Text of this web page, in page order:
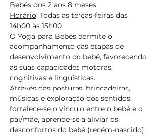
Bebés dos 2 aos 8 meses
Horário: Todas as terças-feiras das
14h00 às 15h00
O Yoga para Bebés permite o
acompanhamento das etapas de
desenvolvimento do bebé, favorecendo
as suas capacidades motoras,
cognitivas e linguísticas.
Através das posturas, brincadeiras,
músicas e exploração dos sentidos,
fortalece-se o vínculo entre o bebé e o
pai/mãe, aprende-se a aliviar os
desconfortos do bebé (recém-nascido),